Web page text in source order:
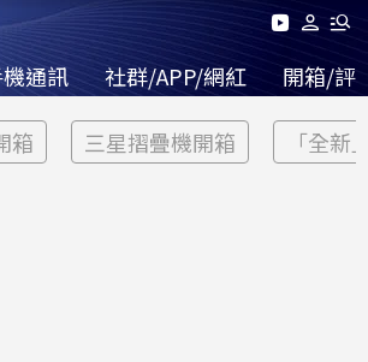
通訊 社群/APP/網紅 開箱/評
箱 三星摺疊機開箱 「全新